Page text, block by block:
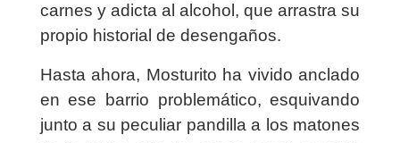
carnes y adicta al alcohol, que arrastra su
propio historial de desengaños.
Hasta ahora, Mosturito ha vivido anclado
en ese barrio problemático, esquivando
junto a su peculiar pandilla a los matones